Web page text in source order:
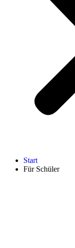
Start
Für Schüler